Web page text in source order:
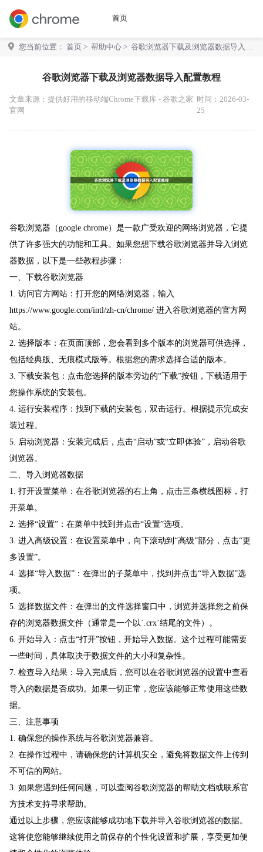
首页
您当前位置： 首页 > 帮助中心 > 谷歌浏览器下载及浏览器数据导入配
谷歌浏览器下载及浏览器数据导入配置教程
文章来源： 提供好用的移动端Chrome下载库 - 谷歌之家
官网
时间：2026-03-
25
谷歌浏览器（google chrome）是一款广受欢迎的网络浏览器，它提
供了许多强大的功能和工具。如果您想下载谷歌浏览器并导入浏览
器数据，以下是一些教程步骤：
一、下载谷歌浏览器
1. 访问官方网站：打开您的网络浏览器，输入
https://www.google.com/intl/zh-cn/chrome/ 进入谷歌浏览器的官方网
站。
2. 选择版本：在页面顶部，您会看到多个版本的浏览器可供选择，
包括经典版、无痕模式版等。根据您的需求选择合适的版本。
3. 下载安装包：点击您选择的版本旁边的“下载”按钮，下载适用于
您操作系统的安装包。
4. 运行安装程序：找到下载的安装包，双击运行。根据提示完成安
装过程。
5. 启动浏览器：安装完成后，点击“启动”或“立即体验”，启动谷歌
浏览器。
二、导入浏览器数据
1. 打开设置菜单：在谷歌浏览器的右上角，点击三条横线图标，打
开菜单。
2. 选择“设置”：在菜单中找到并点击“设置”选项。
3. 进入高级设置：在设置菜单中，向下滚动到“高级”部分，点击“更
多设置”。
4. 选择“导入数据”：在弹出的子菜单中，找到并点击“导入数据”选
项。
5. 选择数据文件：在弹出的文件选择窗口中，浏览并选择您之前保
存的浏览器数据文件（通常是一个以`.crx`结尾的文件）。
6. 开始导入：点击“打开”按钮，开始导入数据。这个过程可能需要
一些时间，具体取决于数据文件的大小和复杂性。
7. 检查导入结果：导入完成后，您可以在谷歌浏览器的设置中查看
导入的数据是否成功。如果一切正常，您应该能够正常使用这些数
据。
三、注意事项
1. 确保您的操作系统与谷歌浏览器兼容。
2. 在操作过程中，请确保您的计算机安全，避免将数据文件上传到
不可信的网站。
3. 如果您遇到任何问题，可以查阅谷歌浏览器的帮助文档或联系官
方技术支持寻求帮助。
通过以上步骤，您应该能够成功地下载并导入谷歌浏览器的数据。
这将使您能够继续使用之前保存的个性化设置和扩展，享受更加便